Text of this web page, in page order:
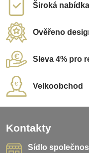
Široká
Ověřeno
Sleva 4% pro
Velkoobchod
Kontakty
Sídlo